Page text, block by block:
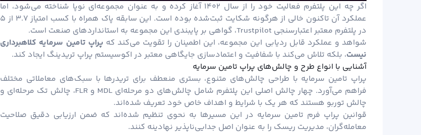
اگر چه این پلتفرم فعالیت خود را از سال ۱۴۰۲ آغاز کرده و به ‌عنوان مجموعه‌ای نوپا شناخته می‌شود، اما
عملکرد آن تاکنون خالی از هرگونه شکایت ثبت‌شده بوده است. این سابقه پاک همراه با کسب امتیاز ۳.۷ از ۵
در پلتفرم معتبر اعتبارسنجی Trustpilot، گواهی بر پایبندی این مجموعه به استانداردهای صنعت است.
شواهد و عملکرد قابل ردیابی این مجموعه، این اطمینان را تقویت می‌کند که پراپ تامین سرمایه کلاهبرداری
نیست، بلکه تلاش می‌کند با شفافیت و اعتمادسازی جایگاهی معتبر در اکوسیستم پراپ تریدینگ ایجاد کند.
آشنایی با انواع طرح و چالش‌های پراپ تامین سرمایه
پراپ تامین سرمایه با طراحی چالش‌های متنوع، بستری منعطف برای تریدرها با سبک‌های معاملاتی مختلف
فراهم می‌آورد. چهار چالش اصلی این پلتفرم شامل چالش‌های دو مرحله‌ای MDL و FLR، چالش تک مرحله‌ای و
چالش توربو هستند که هر یک با شرایط و اهداف خاص خود تعریف شده‌اند.
قوانین پراپ فرم تامین سرمایه در این مسیرها به نحوی تنظیم شده‌اند که ضمن ارزیابی دقیق صلاحیت
معامله‌گران، مدیریت ریسک را به عنوان اصل جدایی‌ناپذیر نهادینه کنند.